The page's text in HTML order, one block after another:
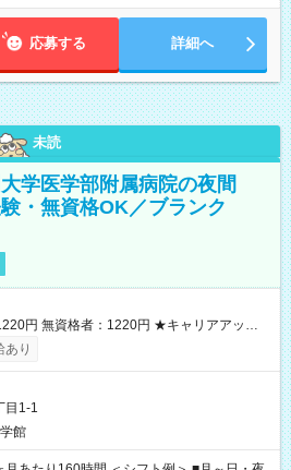
応募する 詳細へ
未読
学医学部附属病院の夜間
・無資格OK／ブランク
資格者：1220円 ★キャリアアップ制
プします！ 【試用期間】試用期間
：3ヶ月 雇用形態、給与は本採用時と同じ
あり
目1-1
館